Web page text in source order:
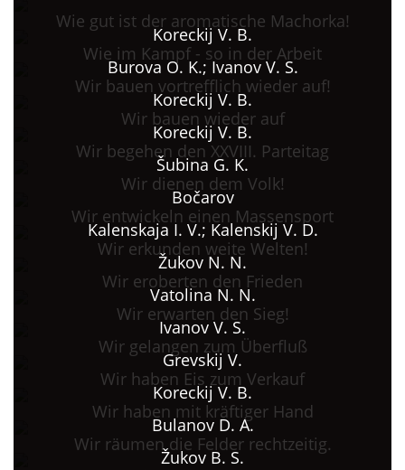
Wie gut ist der aromatische Machorka!
Koreckij V. B.
Wie im Kampf - so in der Arbeit
Burova O. K.; Ivanov V. S.
Wir bauen vortrefflich wieder auf!
Koreckij V. B.
Wir bauen wieder auf
Koreckij V. B.
Wir begehen den XXVIII. Parteitag
Šubina G. K.
Wir dienen dem Volk!
Bočarov
Wir entwickeln einen Massensport
Kalenskaja I. V.; Kalenskij V. D.
Wir erkunden weite Welten!
Žukov N. N.
Wir eroberten den Frieden
Vatolina N. N.
Wir erwarten den Sieg!
Ivanov V. S.
Wir gelangen zum Überfluß
Grevskij V.
Wir haben Eis zum Verkauf
Koreckij V. B.
Wir haben mit kräftiger Hand
Bulanov D. A.
Wir räumen die Felder rechtzeitig.
Žukov B. S.